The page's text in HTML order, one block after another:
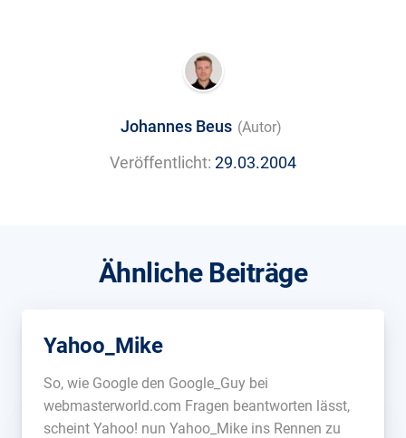
Johannes Beus (Autor)
Veröffentlicht: 29.03.2004
Ähnliche Beiträge
Yahoo_Mike
So, wie Google den Google_Guy bei
webmasterworld.com Fragen beantworten lässt,
scheint Yahoo! nun Yahoo_Mike ins Rennen zu